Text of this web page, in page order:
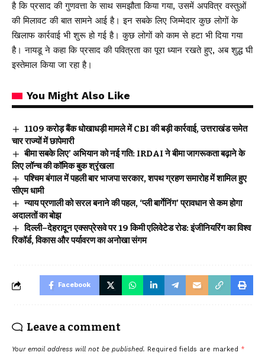
है कि प्रसाद की गुणवत्ता के साथ समझौता किया गया, उसमें अपवित्र वस्तुओं
की मिलावट की बात सामने आई है। इन सबके लिए जिम्मेदार कुछ लोगों के
खिलाफ कार्रवाई भी शुरू हो गई है। कुछ लोगों को काम से हटा भी दिया गया
है। नायडू ने कहा कि प्रसाद की पवित्रता का पूरा ध्यान रखते हुए, अब शुद्ध घी
इस्तेमाल किया जा रहा है।
You Might Also Like
₹1109 करोड़ बैंक धोखाधड़ी मामले में CBI की बड़ी कार्रवाई, उत्तराखंड समेत
चार राज्यों में छापेमारी
बीमा सबके लिए’ अभियान को नई गति: IRDAI ने बीमा जागरूकता बढ़ाने के
लिए लॉन्च की कॉमिक बुक श्रृंखला
पश्चिम बंगाल में पहली बार भाजपा सरकार, शपथ ग्रहण समारोह में शामिल हुए
सीएम धामी
न्याय प्रणाली को सरल बनाने की पहल, ‘प्ली बार्गेनिंग’ प्रावधान से कम होगा
अदालतों का बोझ
दिल्ली–देहरादून एक्सप्रेसवे पर 19 किमी एलिवेटेड रोड: इंजीनियरिंग का विश्व
रिकॉर्ड, विकास और पर्यावरण का अनोखा संगम
Facebook
Leave a comment
Your email address will not be published. Required fields are marked *